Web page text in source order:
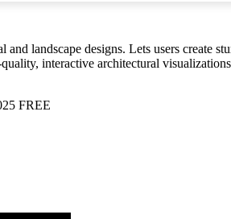
landscape designs. Lets users create
interactive architectural
FREE